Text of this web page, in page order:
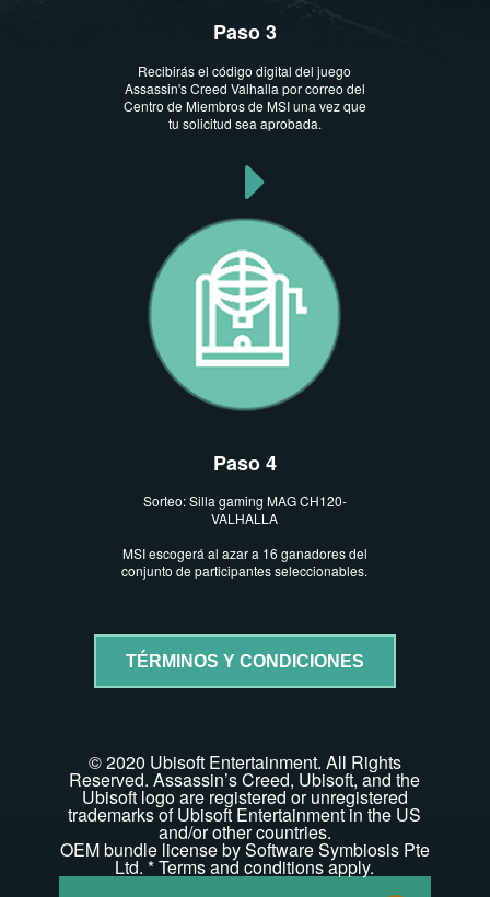
Paso 3
Recibirás el código digital del juego
Assassin's Creed Valhalla por correo del
Centro de Miembros de MSI una vez que
tu solicitud sea aprobada.
Paso 4
Sorteo: Silla gaming MAG CH120-
VALHALLA
MSI escogerá al azar a 16 ganadores del
conjunto de participantes seleccionables.
TÉRMINOS Y CONDICIONES
© 2020 Ubisoft Entertainment. All Rights
Reserved. Assassin’s Creed, Ubisoft, and the
Ubisoft logo are registered or unregistered
trademarks of Ubisoft Entertainment in the US
and/or other countries.
OEM bundle license by Software Symbiosis Pte
Ltd. * Terms and conditions apply.